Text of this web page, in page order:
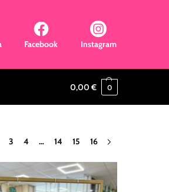
Facebook Instagram
0,00 € 0
3 4 … 14 15 16